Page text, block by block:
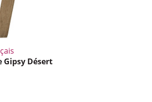
Gipsy Désert